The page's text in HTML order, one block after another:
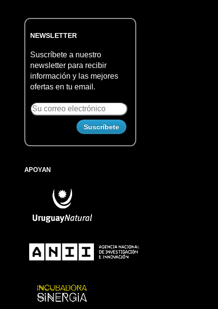
NEWSLETTER
Suscríbete a nuestro
newsletter para recibir
información y las mejores
ofertas en tu email.
APOYAN